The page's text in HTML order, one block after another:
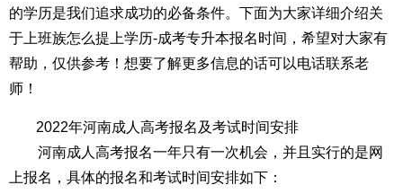
的学历是我们追求成功的必备条件。下面为大家详细介绍关
于上班族怎么提上学历-成考专升本报名时间，希望对大家有
帮助，仅供参考！想要了解更多信息的话可以电话联系老
师！
2022年河南成人高考报名及考试时间安排
河南成人高考报名一年只有一次机会，并且实行的是网
上报名，具体的报名和考试时间安排如下：